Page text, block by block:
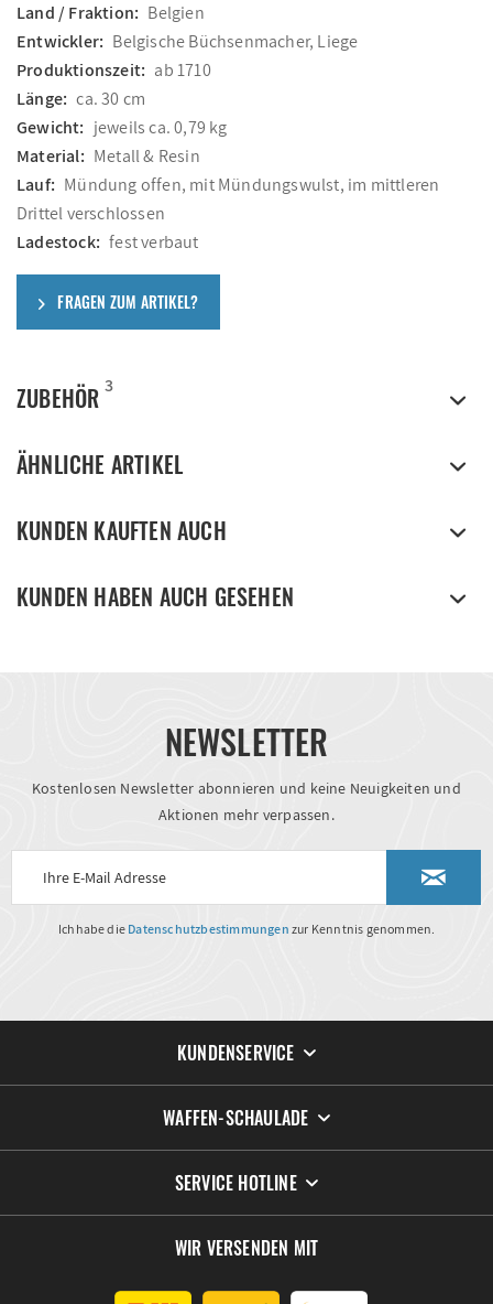
Land / Fraktion: Belgien
Entwickler: Belgische Büchsenmacher, Liege
Produktionszeit: ab 1710
Länge: ca. 30 cm
Gewicht: jeweils ca. 0,79 kg
Material: Metall & Resin
Lauf: Mündung offen, mit Mündungswulst, im mittleren
Drittel verschlossen
Ladestock: fest verbaut
FRAGEN ZUM ARTIKEL?
ZUBEHÖR 3
ÄHNLICHE ARTIKEL
KUNDEN KAUFTEN AUCH
KUNDEN HABEN AUCH GESEHEN
NEWSLETTER
Kostenlosen Newsletter abonnieren und keine Neuigkeiten und
Aktionen mehr verpassen.
Ich habe die Datenschutzbestimmungen zur Kenntnis genommen.
KUNDENSERVICE
WAFFEN-SCHAULADE
SERVICE HOTLINE
WIR VERSENDEN MIT